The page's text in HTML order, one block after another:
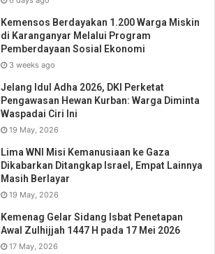
Kemensos Berdayakan 1.200 Warga Miskin
di Karanganyar Melalui Program
Pemberdayaan Sosial Ekonomi
3 weeks ago
Jelang Idul Adha 2026, DKI Perketat
Pengawasan Hewan Kurban: Warga Diminta
Waspadai Ciri Ini
19 May, 2026
Lima WNI Misi Kemanusiaan ke Gaza
Dikabarkan Ditangkap Israel, Empat Lainnya
Masih Berlayar
19 May, 2026
Kemenag Gelar Sidang Isbat Penetapan
Awal Zulhijjah 1447 H pada 17 Mei 2026
17 May, 2026